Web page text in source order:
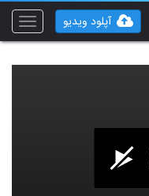
Toggle
آپلود ویدیو